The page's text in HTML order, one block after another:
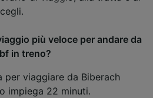
più veloce per andare da
in treno?
per viaggiare da Biberach
impiega 22 minuti.